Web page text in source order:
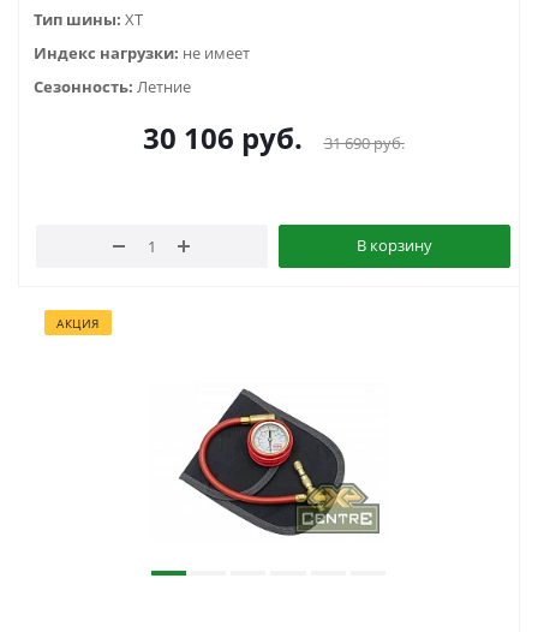
Тип шины: ХТ
Индекс нагрузки: не имеет
Сезонность: Летние
30 106 руб. 31 690руб.
В корзину
АКЦИЯ